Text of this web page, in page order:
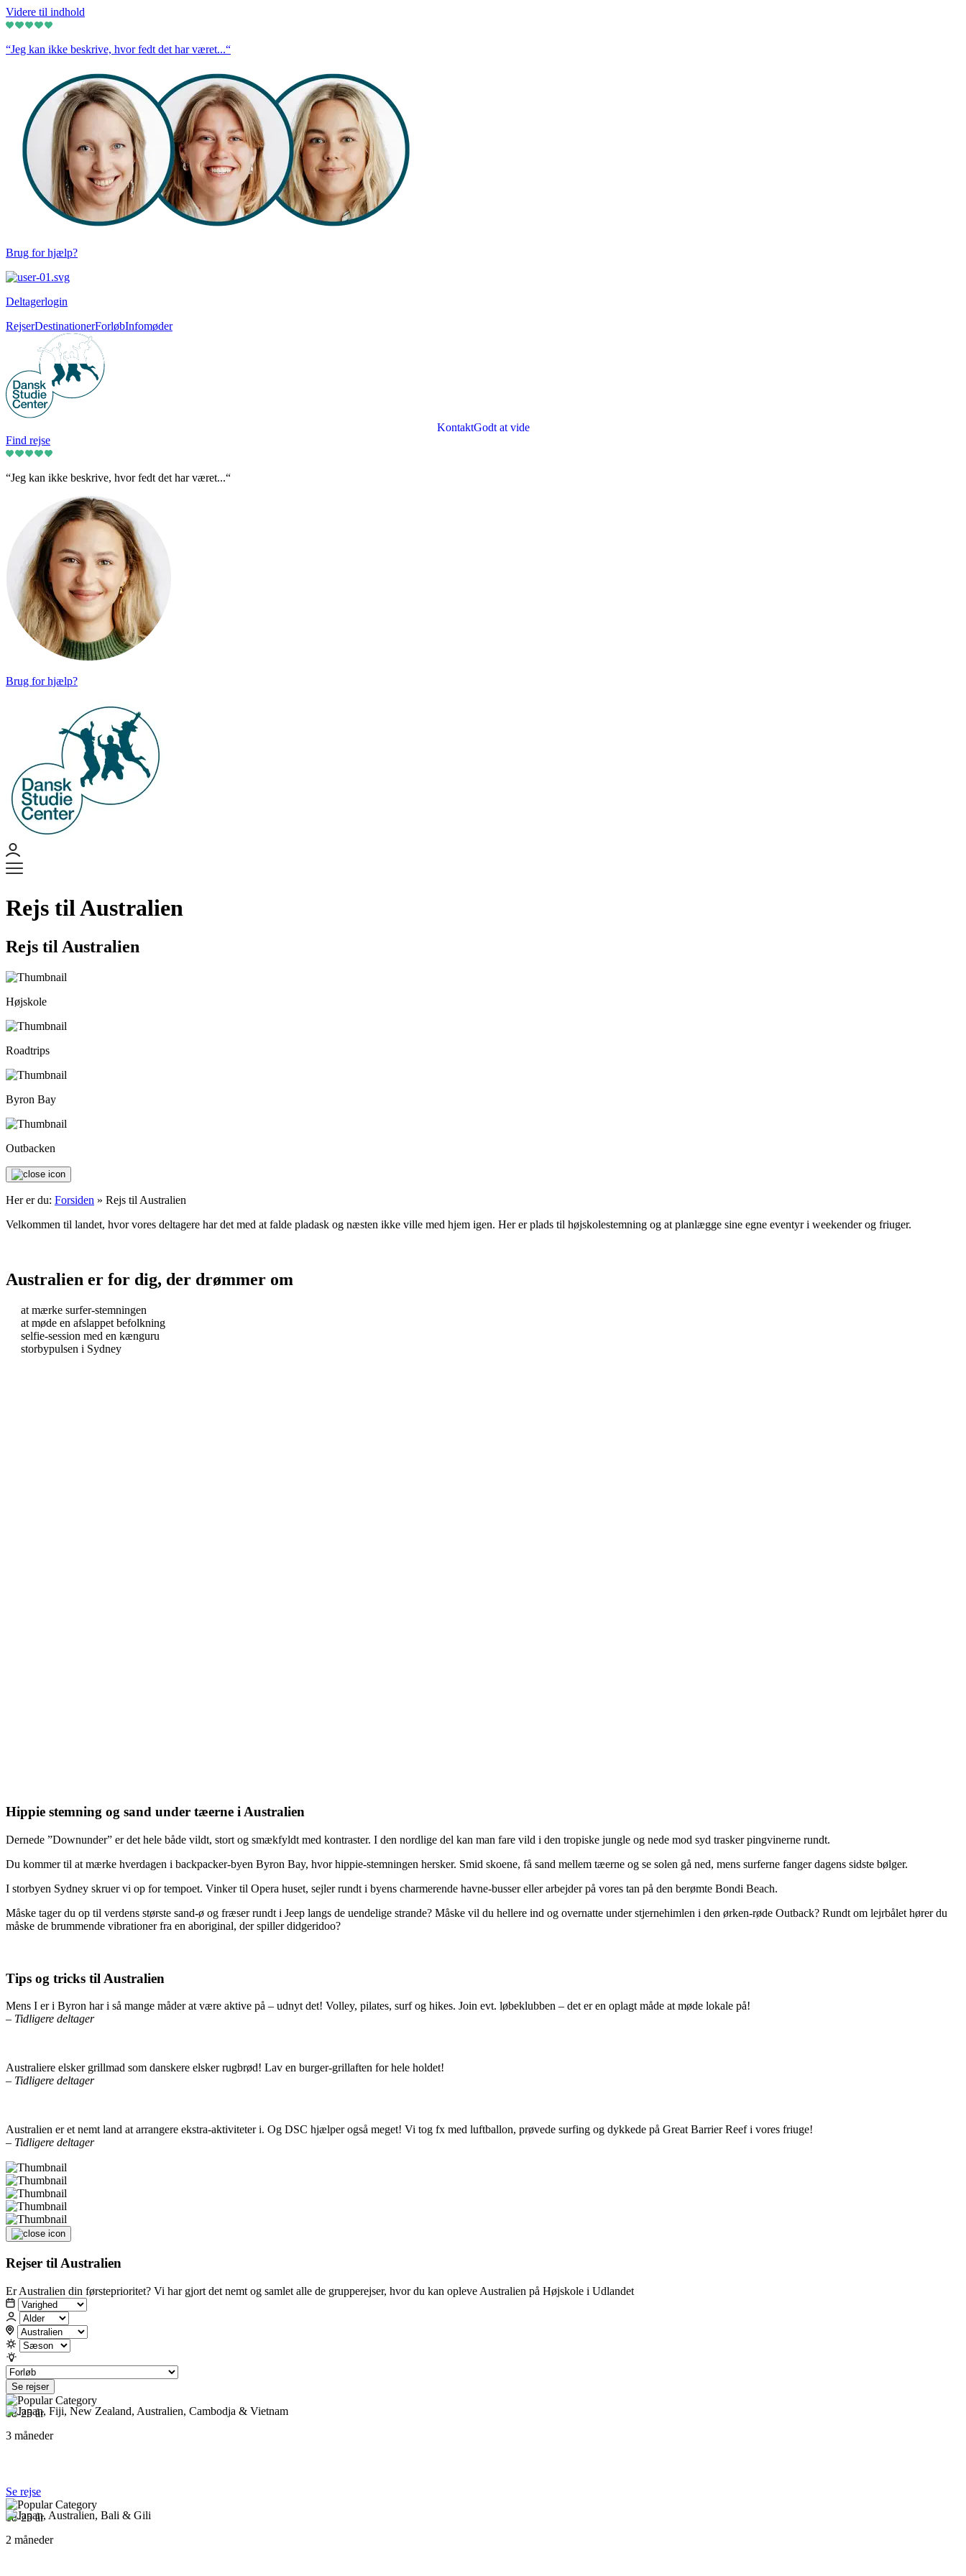
Videre til indhold
“Jeg kan ikke beskrive, hvor fedt det har været...“
Brug for hjælp?
Deltagerlogin
RejserDestinationerForløbInfomøder
KontaktGodt at vide
Find rejse
“Jeg kan ikke beskrive, hvor fedt det har været...“
Brug for hjælp?
Rejs til Australien
Rejs til Australien
Højskole
Roadtrips
Byron Bay
Outbacken
Her er du: Forsiden » Rejs til Australien
Velkommen til landet, hvor vores deltagere har det med at falde pladask og næsten ikke ville med hjem igen. Her er plads til højskolestemning og at planlægge sine egne eventyr i weekender og friuger.
Australien er for dig, der drømmer om
at mærke surfer-stemningen
at møde en afslappet befolkning
selfie-session med en kænguru
storbypulsen i Sydney
Hippie stemning og sand under tæerne i Australien
Dernede ”Downunder” er det hele både vildt, stort og smækfyldt med kontraster. I den nordlige del kan man fare vild i den tropiske jungle og nede mod syd trasker pingvinerne rundt.
Du kommer til at mærke hverdagen i backpacker-byen Byron Bay, hvor hippie-stemningen hersker. Smid skoene, få sand mellem tæerne og se solen gå ned, mens surferne fanger dagens sidste bølger.
I storbyen Sydney skruer vi op for tempoet. Vinker til Opera huset, sejler rundt i byens charmerende havne-busser eller arbejder på vores tan på den berømte Bondi Beach.
Måske tager du op til verdens største sand-ø og fræser rundt i Jeep langs de uendelige strande? Måske vil du hellere ind og overnatte under stjernehimlen i den ørken-røde Outback? Rundt om lejrbålet hører du
måske de brummende vibrationer fra en aboriginal, der spiller didgeridoo?
Tips og tricks til Australien
Mens I er i Byron har i så mange måder at være aktive på – udnyt det! Volley, pilates, surf og hikes. Join evt. løbeklubben – det er en oplagt måde at møde lokale på!
– Tidligere deltager
Australiere elsker grillmad som danskere elsker rugbrød! Lav en burger-grillaften for hele holdet!
– Tidligere deltager
Australien er et nemt land at arrangere ekstra-aktiviteter i. Og DSC hjælper også meget! Vi tog fx med luftballon, prøvede surfing og dykkede på Great Barrier Reef i vores friuge!
– Tidligere deltager
Rejser til Australien
Er Australien din førsteprioritet? Vi har gjort det nemt og samlet alle de grupperejser, hvor du kan opleve Australien på Højskole i Udlandet
Se rejser
18-25 år
3 måneder
Se rejse
18-25 år
2 måneder